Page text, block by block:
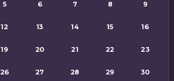
5 6 7 8 9
12 13 14 15 16
19 20 21 22 23
26 27 28 29 30